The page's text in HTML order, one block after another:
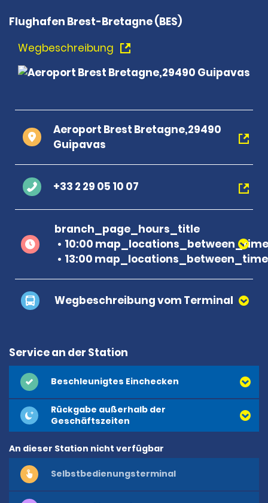
Flughafen Brest-Bretagne (BES)
Wegbeschreibung
Aeroport Brest Bretagne,29490
Guipavas
+33 2 29 05 10 07
branch_page_hours_title
10:00 map_locations_between_time
13:00 map_locations_between_time
Wegbeschreibung vom Terminal
Service an der Station
Beschleunigtes Einchecken
Rückgabe außerhalb der
Geschäftszeiten
An dieser Station nicht verfügbar
Selbstbedienungsterminal